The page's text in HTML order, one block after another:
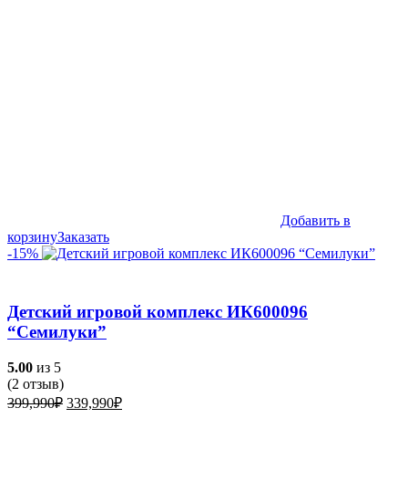
Добавить в
корзинуЗаказать
-15%
Детский игровой комплекс ИК600096
“Семилуки”
5.00 из 5
(2 отзыв)
399,990₽ Первоначальная
339,990₽Текущая